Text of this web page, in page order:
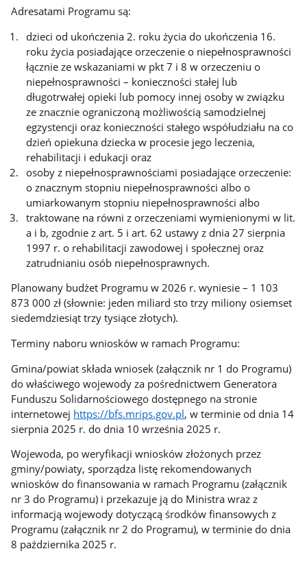
Adresatami Programu są:
dzieci od ukończenia 2. roku życia do ukończenia 16.
roku życia posiadające orzeczenie o niepełnosprawności
łącznie ze wskazaniami w pkt 7 i 8 w orzeczeniu o
niepełnosprawności – konieczności stałej lub
długotrwałej opieki lub pomocy innej osoby w związku
ze znacznie ograniczoną możliwością samodzielnej
egzystencji oraz konieczności stałego współudziału na co
dzień opiekuna dziecka w procesie jego leczenia,
rehabilitacji i edukacji oraz
osoby z niepełnosprawnościami posiadające orzeczenie:
o znacznym stopniu niepełnosprawności albo o
umiarkowanym stopniu niepełnosprawności albo
traktowane na równi z orzeczeniami wymienionymi w lit.
a i b, zgodnie z art. 5 i art. 62 ustawy z dnia 27 sierpnia
1997 r. o rehabilitacji zawodowej i społecznej oraz
zatrudnianiu osób niepełnosprawnych.
Planowany budżet Programu w 2026 r. wyniesie – 1 103
873 000 zł (słownie: jeden miliard sto trzy miliony osiemset
siedemdziesiąt trzy tysiące złotych).
Terminy naboru wniosków w ramach Programu:
Gmina/powiat składa wniosek (załącznik nr 1 do Programu)
do właściwego wojewody za pośrednictwem Generatora
Funduszu Solidarnościowego dostępnego na stronie
internetowej https://bfs.mrips.gov.pl, w terminie od dnia 14
sierpnia 2025 r. do dnia 10 września 2025 r.
Wojewoda, po weryfikacji wniosków złożonych przez
gminy/powiaty, sporządza listę rekomendowanych
wniosków do finansowania w ramach Programu (załącznik
nr 3 do Programu) i przekazuje ją do Ministra wraz z
informacją wojewody dotyczącą środków finansowych z
Programu (załącznik nr 2 do Programu), w terminie do dnia
8 października 2025 r.